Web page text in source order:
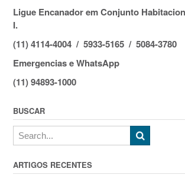
Ligue Encanador em Conjunto
I.
(11) 4114-4004 / 5933-5165 / 5084-3780
Emergencias e WhatsApp
(11) 94893-1000
BUSCAR
ARTIGOS RECENTES